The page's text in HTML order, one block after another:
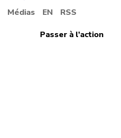
Médias EN RSS
Passer à l’action